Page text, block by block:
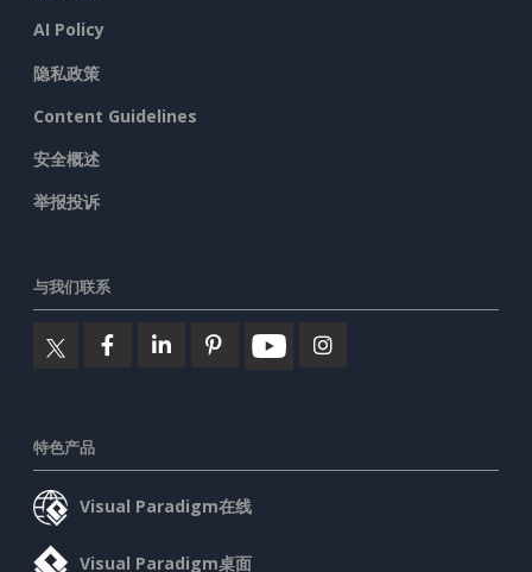
AI Policy
隐私政策
Content Guidelines
安全概述
举报投诉
与我们联系
特色产品
Visual Paradigm在线
Visual Paradigm桌面